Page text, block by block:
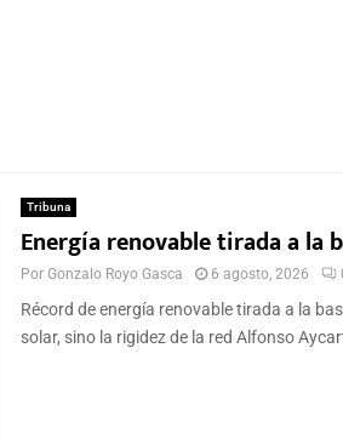
Tribuna
Energía renovable tirada a la
Por Gonzalo Royo Gasca 6 agosto, 2026
Récord de energía renovable tirada a la
solar, sino la rigidez de la red Alfonso